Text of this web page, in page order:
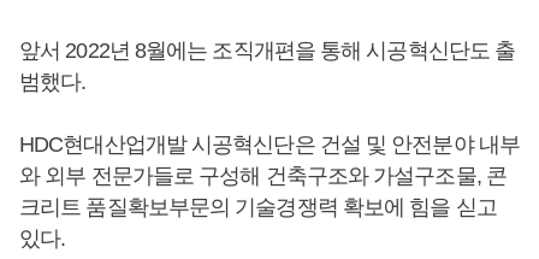
앞서 2022년 8월에는 조직개편을 통해 시공혁신단도 출
범했다.
HDC현대산업개발 시공혁신단은 건설 및 안전분야 내부
와 외부 전문가들로 구성해 건축구조와 가설구조물, 콘
크리트 품질확보부문의 기술경쟁력 확보에 힘을 싣고
있다.